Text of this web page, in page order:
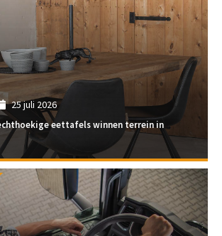
25 juli 2026
eettafels winnen terrein in